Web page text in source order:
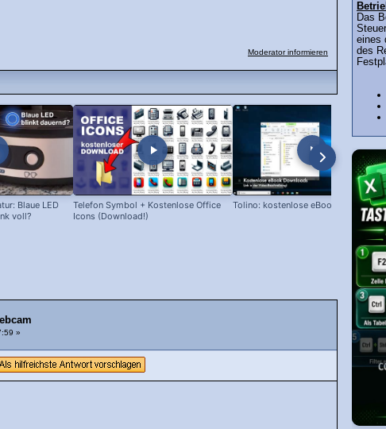
Moderator informieren
Blaue LED
voll?
Telefon Symbol + Kostenlose Office
Icons (Download!)
Tolino: kostenlose eBooks laden!
»
Das
eines
des